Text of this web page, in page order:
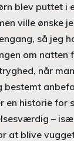
blev puttet i
ville ønske
så jeg
om
når
bestemt
en historie for
–
at blive